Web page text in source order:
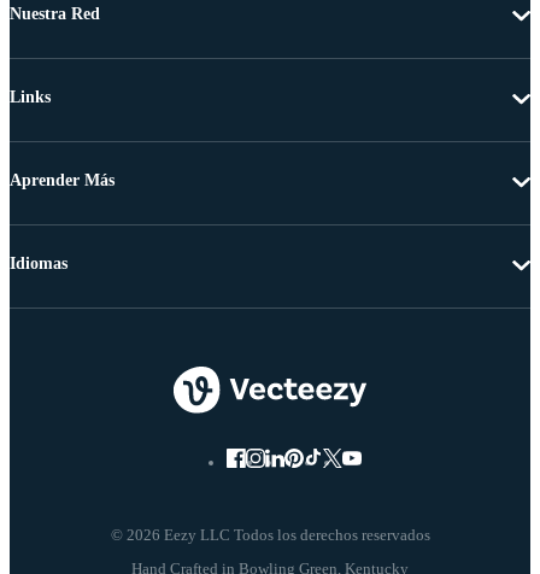
Nuestra Red
Links
Aprender Más
© 2026 Eezy LLC Todos los derechos reservados
Idiomas